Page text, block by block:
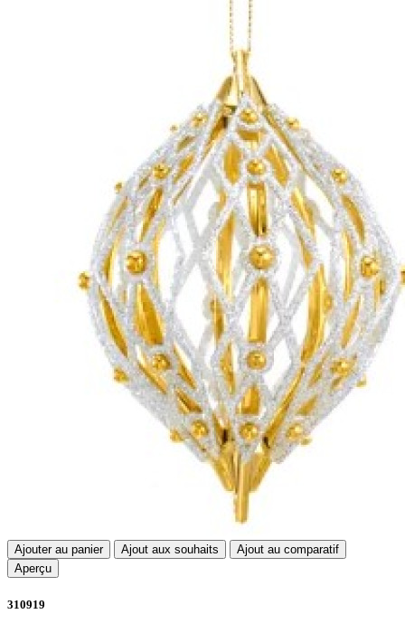
Ajouter au panier Ajout aux souhaits
Ajout au comparatif
Aperçu
310919